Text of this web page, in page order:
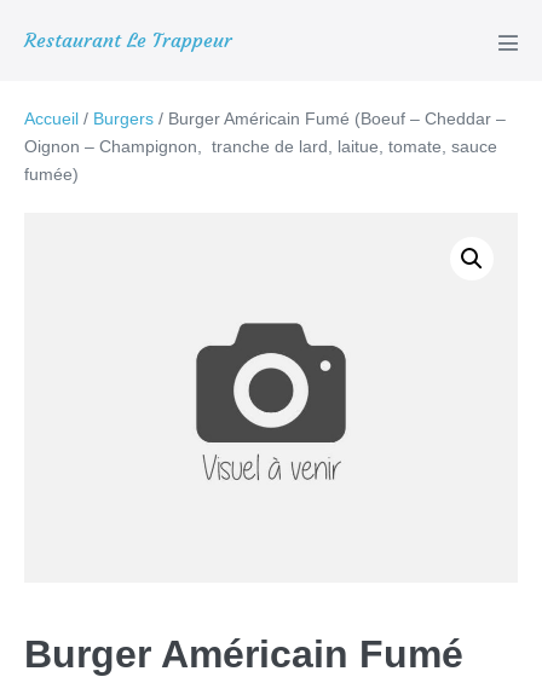
Restaurant Le Trappeur
Accueil / Burgers / Burger Américain Fumé (Boeuf – Cheddar –
Oignon – Champignon, tranche de lard, laitue, tomate, sauce
fumée)
Burger Américain Fumé